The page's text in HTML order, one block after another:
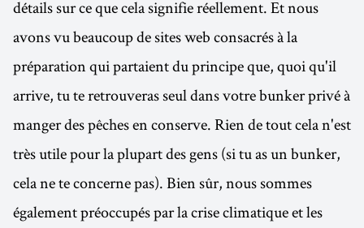
détails sur ce que cela signifie réellement. Et nous
avons vu beaucoup de sites web consacrés à la
préparation qui partaient du principe que, quoi qu'il
arrive, tu te retrouveras seul dans votre bunker privé à
manger des pêches en conserve. Rien de tout cela n'est
très utile pour la plupart des gens (si tu as un bunker,
cela ne te concerne pas). Bien sûr, nous sommes
également préoccupés par la crise climatique et les